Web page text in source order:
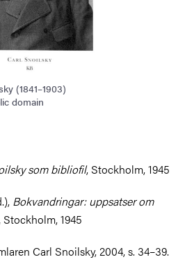
(1841–1903)
domain
som bibliofil, Stockholm, 1945
Bokvandringar: uppsatser om
Stockholm, 1945
Carl Snoilsky, 2004, s. 34–39.